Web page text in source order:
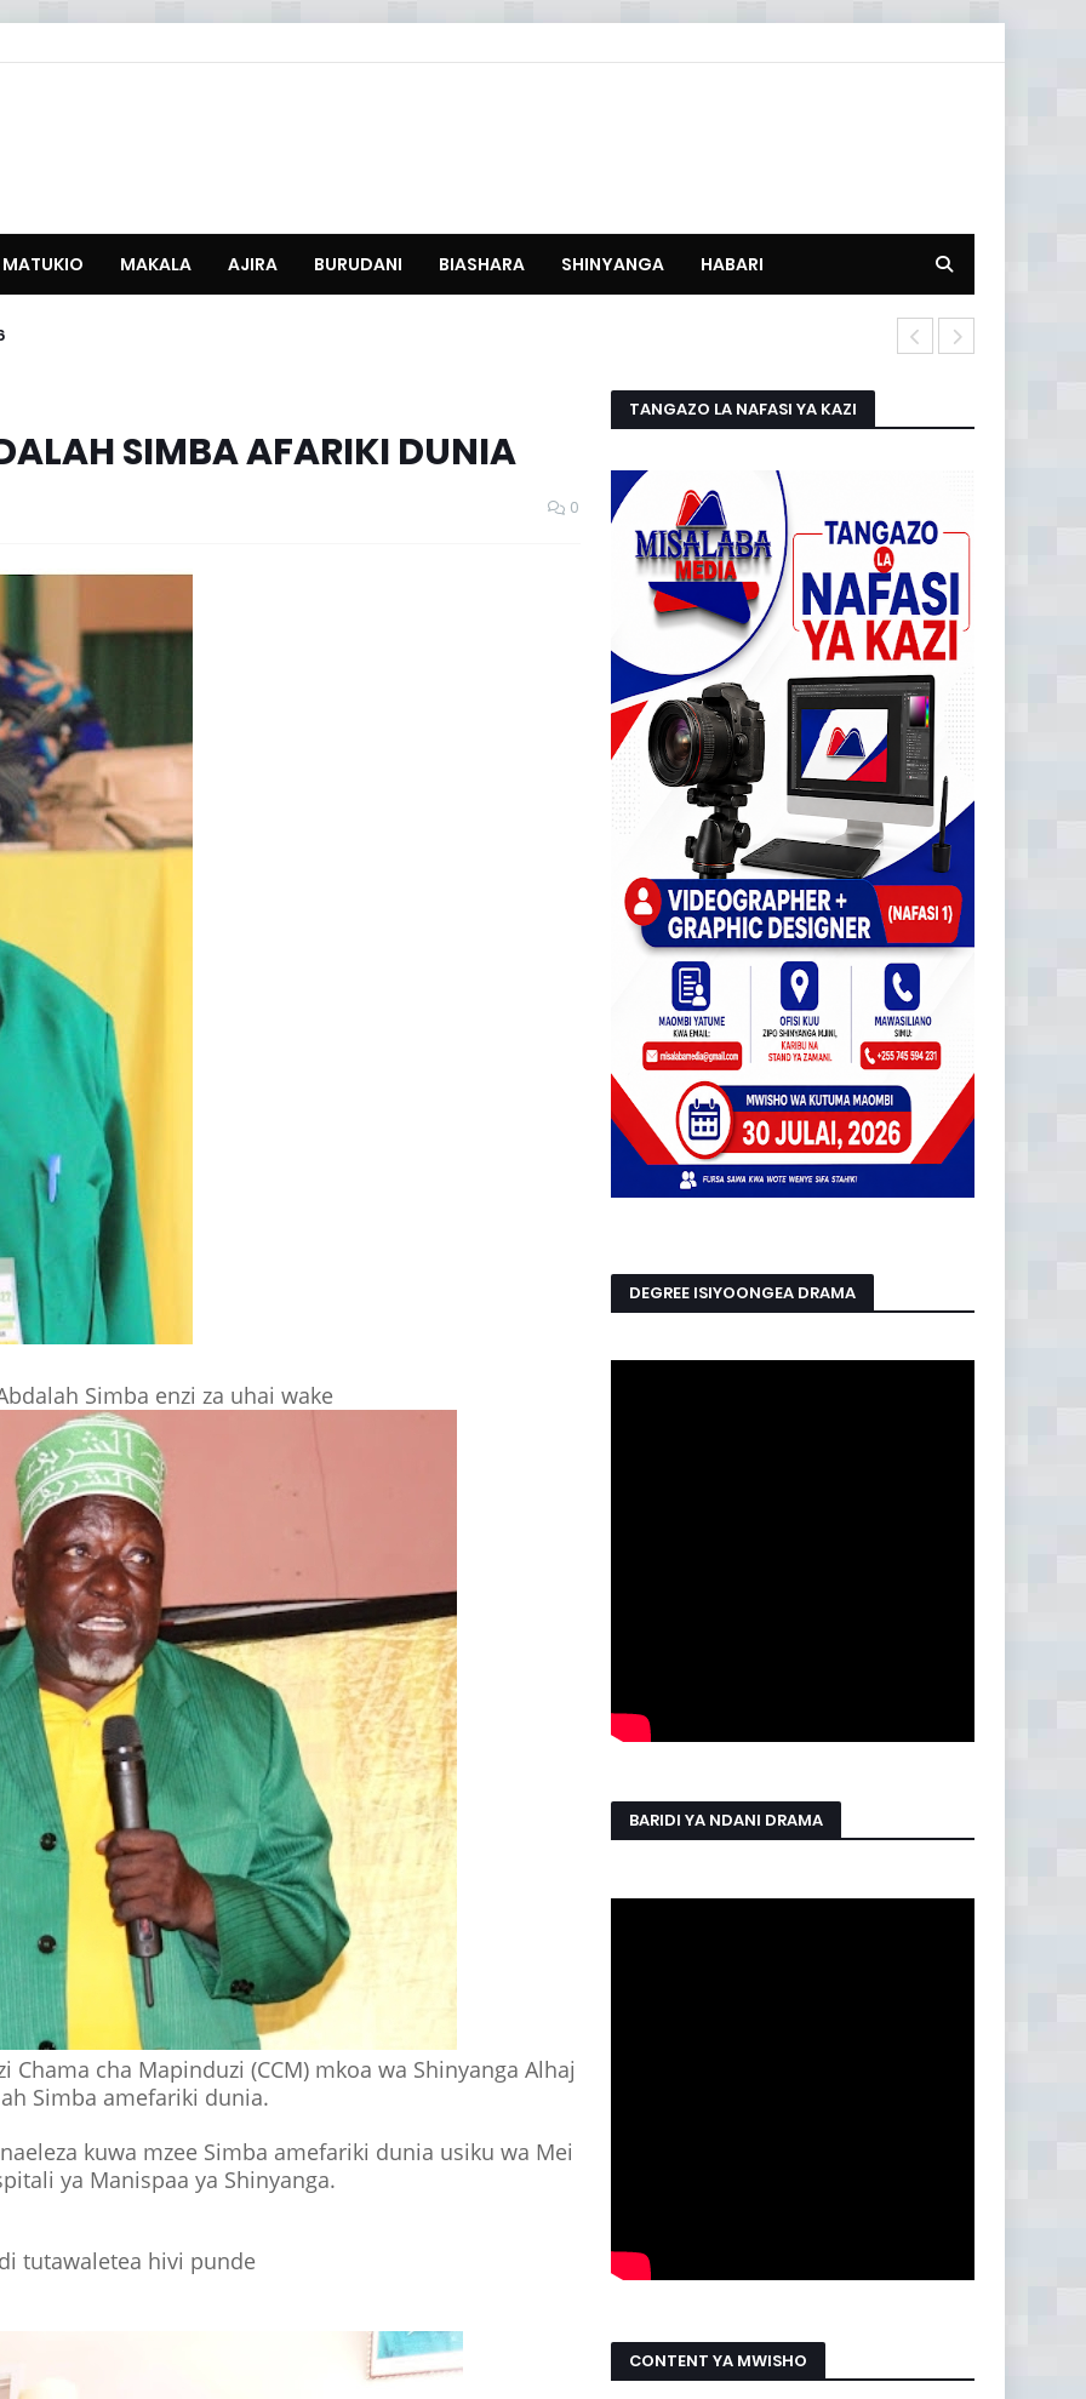
MATUKIO MAKALA AJIRA BURUDANI BIASHARA SHINYANGA HABARI
SIMBA AFARIKI DUNIA
0
Simba enzi za uhai wake
cha Mapinduzi (CCM) mkoa wa Shinyanga Alhaj
Simba amefariki dunia.
kuwa mzee Simba amefariki dunia usiku wa Mei
ya Manispaa ya Shinyanga.
tutawaletea hivi punde
TANGAZO LA NAFASI YA KAZI
DEGREE ISIYOONGEA DRAMA
BARIDI YA NDANI DRAMA
CONTENT YA MWISHO